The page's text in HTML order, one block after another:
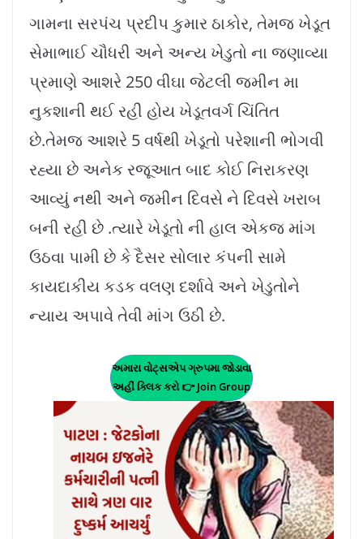
ગામના સરપંચ પ્રદીપ કુમાર ઠાકોર, તેમજ ખેડૂત
સેમાભાઈ ચૌધરી અને અન્ય ખેડુતો ના જણાવ્યા
પ્રમાણે આશરે 250 વીઘા જેટલી જમીન મા
નુકશાની થઈ રહી હોય ખેડૂતવર્ગ ચિંતિત
છે.તેમજ આશરે 5 વર્ષથી ખેડૂતો પરેશાની ભોગવી
રહ્યા છે અનેક રજૂઆત બાદ કોઈ નિરાકરણ
આવ્યું નથી અને જમીન દિવસે ને દિવસે ખરાબ
બની રહી છે .ત્યારે ખેડૂતો ની હાલ એકજ માંગ
ઉઠવા પામી છે કે દૈસર સોલાર કંપની સામે
કાયદાકીય કડક વલણ દર્શાવે અને ખેડુતોને
ન્યાય અપાવે તેવી માંગ ઉઠી છે.
અમારા વોટ્સએપ ગ્રુપમા જોડાવા
અહીં ક્લિક કરો 👉 Join Group